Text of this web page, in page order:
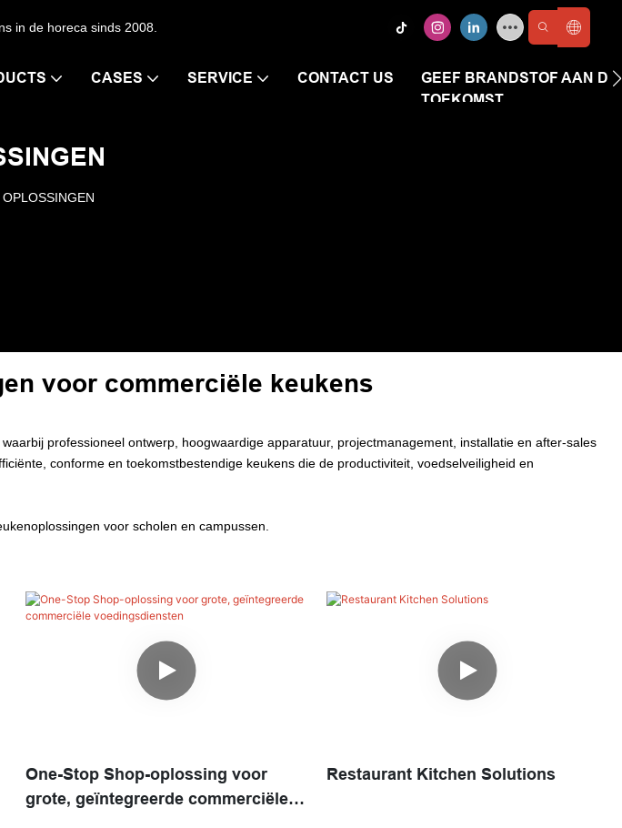
in de horeca sinds 2008.
CASES SERVICE CONTACT US
GEEF BRANDSTOF AAN
TOEKOMST
OPLOSSINGEN
voor commerciële keukens
waarbij professioneel ontwerp, hoogwaardige apparatuur, projectmanagement, installatie en after-sales
conforme en toekomstbestendige keukens die de productiviteit, voedselveiligheid en
voor scholen en campussen.
One-Stop Shop-oplossing voor
grote, geïntegreerde commerciële
Restaurant Kitchen Solutions